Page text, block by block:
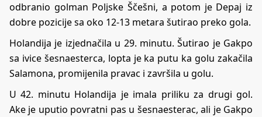
odbranio golman Poljske Ščešni, a potom je Depaj iz
dobre pozicije sa oko 12-13 metara šutirao preko gola.
Holandija je izjednačila u 29. minutu. Šutirao je Gakpo
sa ivice šesnaesterca, lopta je ka putu ka golu zakačila
Salamona, promijenila pravac i završila u golu.
U 42. minutu Holandija je imala priliku za drugi gol.
Ake je uputio povratni pas u šesnaesterac, ali je Gakpo